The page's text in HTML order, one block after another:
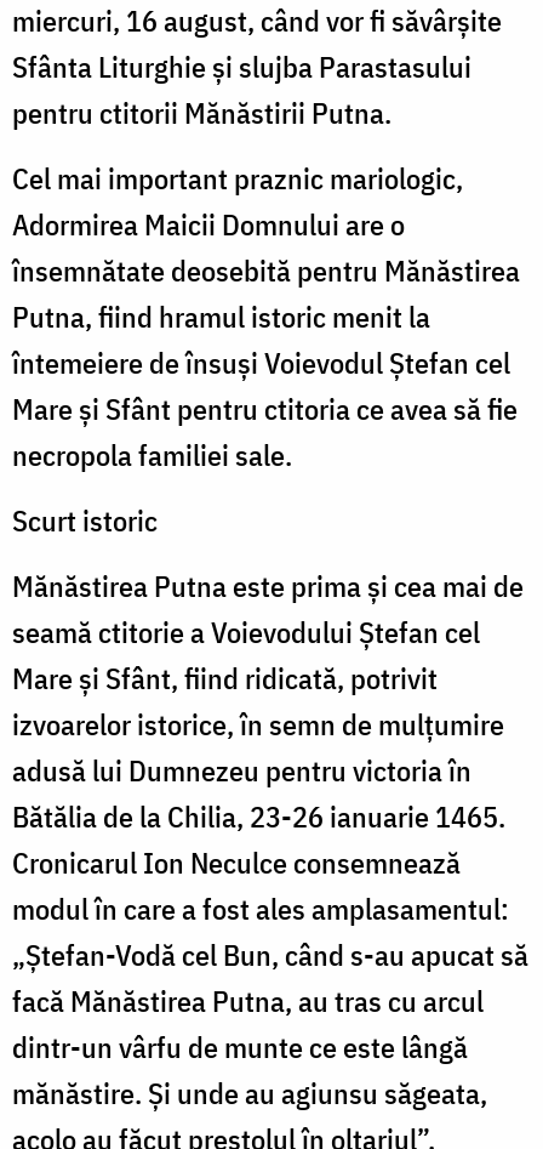
miercuri, 16 august, când vor fi săvârșite
Sfânta Liturghie și slujba Parastasului
pentru ctitorii Mănăstirii Putna.
Cel mai important praznic mariologic,
Adormirea Maicii Domnului are o
însemnătate deosebită pentru Mănăstirea
Putna, fiind hramul istoric menit la
întemeiere de însuși Voievodul Ștefan cel
Mare și Sfânt pentru ctitoria ce avea să fie
necropola familiei sale.
Scurt istoric
Mănăstirea Putna este prima și cea mai de
seamă ctitorie a Voievodului Ștefan cel
Mare și Sfânt, fiind ridicată, potrivit
izvoarelor istorice, în semn de mulțumire
adusă lui Dumnezeu pentru victoria în
Bătălia de la Chilia, 23-26 ianuarie 1465.
Cronicarul Ion Neculce consemnează
modul în care a fost ales amplasamentul:
„Ștefan-Vodă cel Bun, când s-au apucat să
facă Mănăstirea Putna, au tras cu arcul
dintr-un vârfu de munte ce este lângă
mănăstire. Și unde au agiunsu săgeata,
acolo au făcut prestolul în oltariul”.